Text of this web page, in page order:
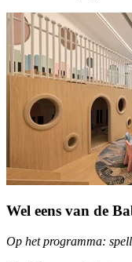
Wel eens van de
Op het programma: